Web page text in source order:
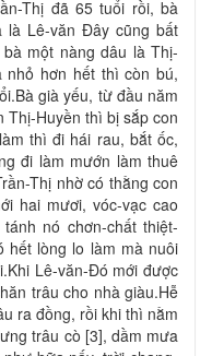
Thị đã 65 tuổi rồi, bà
là Lê-văn Ðây cũng bất
một nàng dâu là Thị-
nhỏ hơn hết thì còn bú,
già yếu, từ đầu năm
Thị-Huyền thì bị sắp con
thì đi hái rau, bắt ốc,
đi làm mướn làm thuê
Thị nhờ có thằng con
hai mươi, vóc-vạc cao
nó chơn-chất thiệt-
hết lòng lo làm mà nuôi
Lê-văn-Ðó mới được
trâu cho nhà giàu.Hễ
ra đồng, rồi khi thì nằm
trâu cò [3], dầm mưa